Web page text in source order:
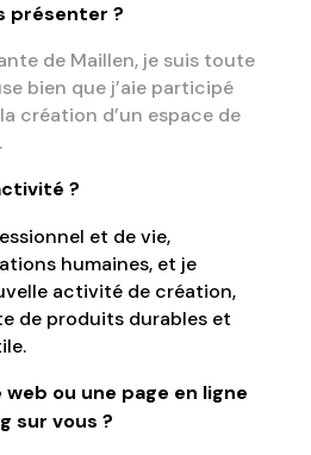
présenter ?
de Maillen, je suis toute
bien que j’aie participé
création d’un espace de
?
et de vie,
humaines, et je
activité de création,
de produits durables et
ou une page en ligne
sur vous ?